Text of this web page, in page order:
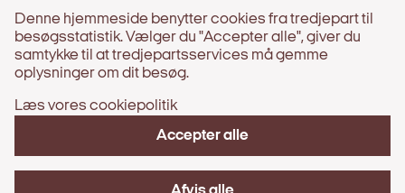
Webtilgængelighedserklæring
Information
Behandling af persondata
Tilgængelighedserklæring
Denne hjemmeside benytter cookies fra tredjepart til
besøgsstatistik. Vælger du "Accepter alle", giver du
samtykke til at tredjepartsservices må gemme
oplysninger om dit besøg.
Læs vores cookiepolitik
Accepter alle